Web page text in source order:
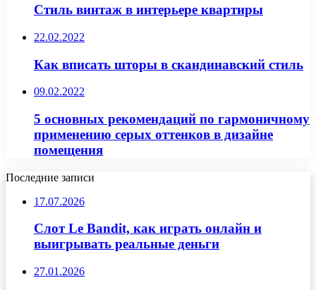
Стиль винтаж в интерьере квартиры
22.02.2022
Как вписать шторы в скандинавский стиль
09.02.2022
5 основных рекомендаций по гармоничному
применению серых оттенков в дизайне
помещения
Последние записи
17.07.2026
Слот Le Bandit, как играть онлайн и
выигрывать реальные деньги
27.01.2026